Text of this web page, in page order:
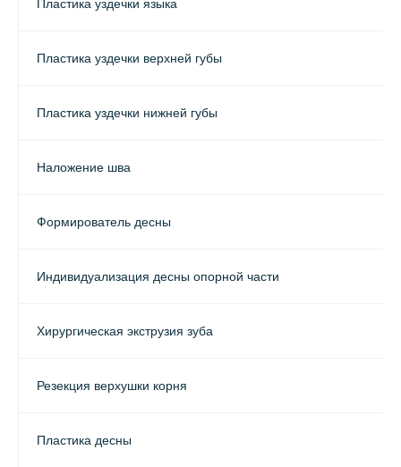
Пластика уздечки языка
Пластика уздечки верхней губы
Пластика уздечки нижней губы
Наложение шва
Формирователь десны
Индивидуализация десны опорной части
Хирургическая экструзия зуба
Резекция верхушки корня
Пластика десны